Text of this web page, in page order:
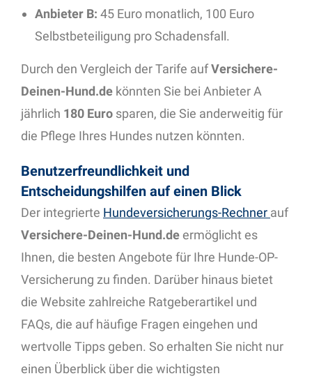
Anbieter B: 45 Euro monatlich, 100 Euro
Selbstbeteiligung pro Schadensfall.
Durch den Vergleich der Tarife aufVersichere-
Deinen-Hund.de könnten Sie bei Anbieter A
jährlich 180 Euro sparen, die Sie anderweitig für
die Pflege Ihres Hundes nutzen könnten.
Benutzerfreundlichkeit und
Entscheidungshilfen auf einen Blick
Der integrierte Hundeversicherungs-Rechner auf
Versichere-Deinen-Hund.deermöglicht es
Ihnen, die besten Angebote für Ihre Hunde-OP-
Versicherung zu finden. Darüber hinaus bietet
die Website zahlreiche Ratgeberartikel und
FAQs, die auf häufige Fragen eingehen und
wertvolle Tipps geben. So erhalten Sie nicht nur
einen Überblick über die wichtigsten